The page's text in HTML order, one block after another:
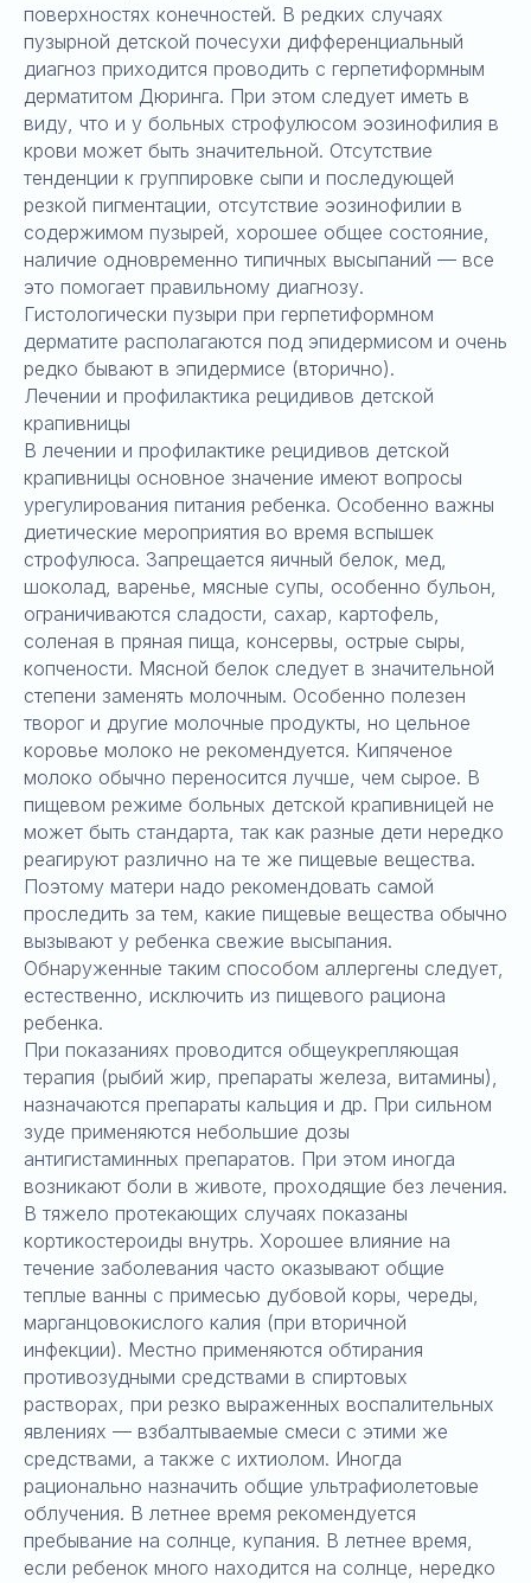
поверхностях конечностей. В редких случаях
пузырной детской почесухи дифференциальный
диагноз приходится проводить с герпетиформным
дерматитом Дюринга. При этом следует иметь в
виду, что и у больных строфулюсом эозинофилия в
крови может быть значительной. Отсутствие
тенденции к группировке сыпи и последующей
резкой пигментации, отсутствие эозинофилии в
содержимом пузырей, хорошее общее состояние,
наличие одновременно типичных высыпаний — все
это помогает правильному диагнозу.
Гистологически пузыри при герпетиформном
дерматите располагаются под эпидермисом и очень
редко бывают в эпидермисе (вторично).
Лечении и профилактика рецидивов детской
крапивницы
В лечении и профилактике рецидивов детской
крапивницы основное значение имеют вопросы
урегулирования питания ребенка. Особенно важны
диетические мероприятия во время вспышек
строфулюса. Запрещается яичный белок, мед,
шоколад, варенье, мясные супы, особенно бульон,
ограничиваются сладости, сахар, картофель,
соленая в пряная пища, консервы, острые сыры,
копчености. Мясной белок следует в значительной
степени заменять молочным. Особенно полезен
творог и другие молочные продукты, но цельное
коровье молоко не рекомендуется. Кипяченое
молоко обычно переносится лучше, чем сырое. В
пищевом режиме больных детской крапивницей не
может быть стандарта, так как разные дети нередко
реагируют различно на те же пищевые вещества.
Поэтому матери надо рекомендовать самой
проследить за тем, какие пищевые вещества обычно
вызывают у ребенка свежие высыпания.
Обнаруженные таким способом аллергены следует,
естественно, исключить из пищевого рациона
ребенка.
При показаниях проводится общеукрепляющая
терапия (рыбий жир, препараты железа, витамины),
назначаются препараты кальция и др. При сильном
зуде применяются небольшие дозы
антигистаминных препаратов. При этом иногда
возникают боли в животе, проходящие без лечения.
В тяжело протекающих случаях показаны
кортикостероиды внутрь. Хорошее влияние на
течение заболевания часто оказывают общие
теплые ванны с примесью дубовой коры, череды,
марганцовокислого калия (при вторичной
инфекции). Местно применяются обтирания
противозудными средствами в спиртовых
растворах, при резко выраженных воспалительных
явлениях — взбалтываемые смеси с этими же
средствами, а также с ихтиолом. Иногда
рационально назначить общие ультрафиолетовые
облучения. В летнее время рекомендуется
пребывание на солнце, купания. В летнее время,
если ребенок много находится на солнце, нередко